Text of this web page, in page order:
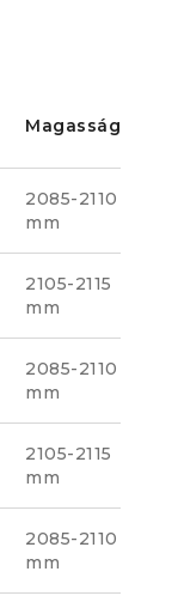
Magasság
2085-2110
mm
2105-2115
mm
2085-2110
mm
2105-2115
mm
2085-2110
mm